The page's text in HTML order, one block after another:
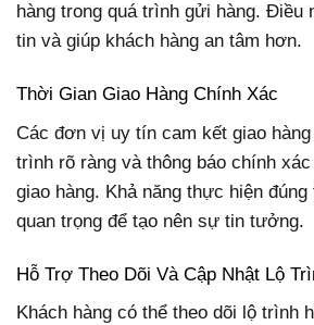
hàng trong quá trình gửi hàng. Điều
tin và giúp khách hàng an tâm hơn.
Thời Gian Giao Hàng Chính Xác
Các đơn vị uy tín cam kết giao
trình rõ ràng và thông báo chính
giao hàng. Khả năng thực hiện
quan trọng để tạo nên sự tin tưởng.
Hỗ Trợ Theo Dõi Và Cập Nhật Lộ
Khách hàng có thể theo dõi lộ trình